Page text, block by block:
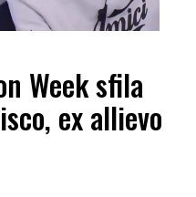
Week sfila
ex allievo